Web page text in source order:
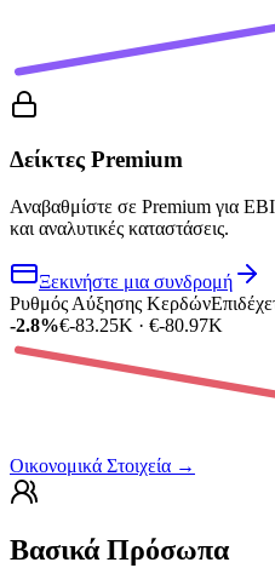
Δείκτες Premium
Αναβαθμίστε σε Premium για
και αναλυτικές καταστάσεις.
Ξεκινήστε μια συνδρομή
Ρυθμός Αύξησης Κερδών
-2.8%€-83.25K · €-80.97K
Οικονομικά Στοιχεία →
Βασικά Πρόσωπα